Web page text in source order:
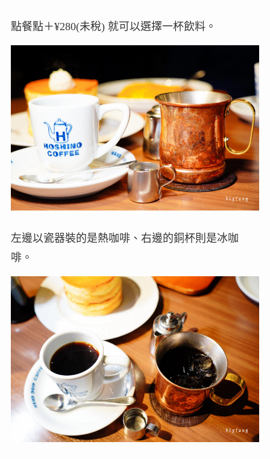
點餐點＋¥280(未稅) 就可以選擇一杯飲料。
左邊以瓷器裝的是熱咖啡、右邊的銅杯則是冰咖
啡。